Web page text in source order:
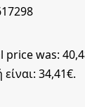
price was:
34,41€.